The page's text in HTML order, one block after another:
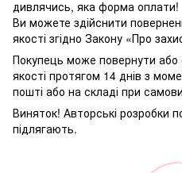
дивлячись, яка форма оплати!
Ви можете здійснити
якості згідно Закону «Про
Покупець може повернути або
якості протягом 14 днів з
пошті або на складі при
Виняток! Авторські розробки
підлягають.